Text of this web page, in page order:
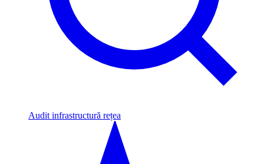
Audit infrastructură rețea